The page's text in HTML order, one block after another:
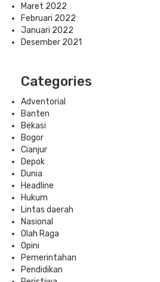
Maret 2022
Februari 2022
Januari 2022
Desember 2021
Categories
Adventorial
Banten
Bekasi
Bogor
Cianjur
Depok
Dunia
Headline
Hukum
Lintas daerah
Nasional
Olah Raga
Opini
Pemerintahan
Pendidikan